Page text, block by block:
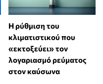
Η ρύθμιση του
κλιματιστικού που
«εκτοξεύει» τον
λογαριασμό ρεύματος
στον καύσωνα